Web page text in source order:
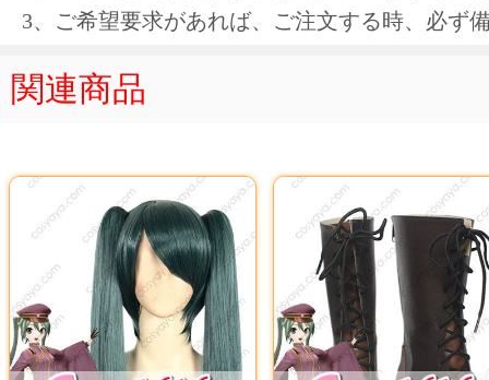
3、ご希望要求があれば、ご注文する時、必ず
関連商品